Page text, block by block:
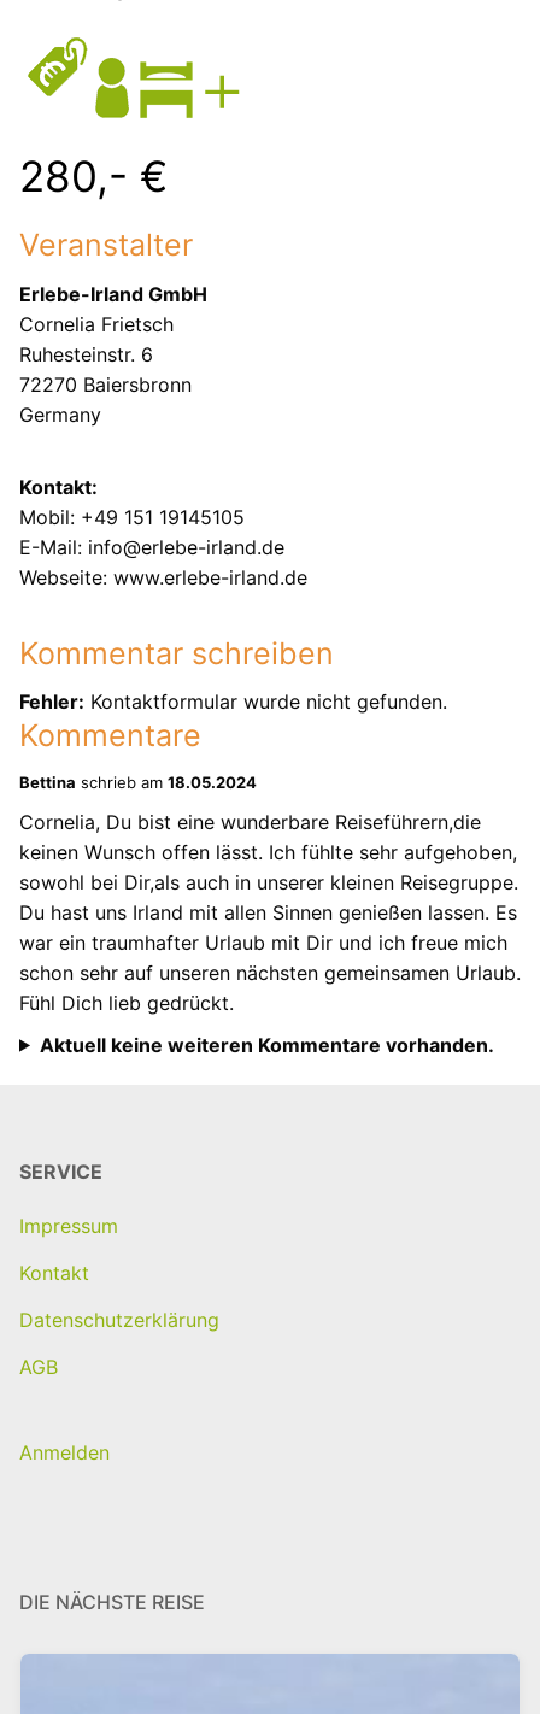
280,- €
Veranstalter
Erlebe-Irland GmbH
Cornelia Frietsch
Ruhesteinstr. 6
72270 Baiersbronn
Germany
Kontakt:
Mobil: +49 151 19145105
E-Mail: info@erlebe-irland.de
Webseite: www.erlebe-irland.de
Kommentar schreiben
Fehler: Kontaktformular wurde nicht gefunden.
Kommentare
Bettina schrieb am 18.05.2024
Cornelia, Du bist eine wunderbare Reiseführern,die
keinen Wunsch offen lässt. Ich fühlte sehr aufgehoben,
sowohl bei Dir,als auch in unserer kleinen Reisegruppe.
Du hast uns Irland mit allen Sinnen genießen lassen. Es
war ein traumhafter Urlaub mit Dir und ich freue mich
schon sehr auf unseren nächsten gemeinsamen Urlaub.
Fühl Dich lieb gedrückt.
Aktuell keine weiteren Kommentare vorhanden.
SERVICE
Impressum
Kontakt
Datenschutzerklärung
AGB
Anmelden
DIE NÄCHSTE REISE